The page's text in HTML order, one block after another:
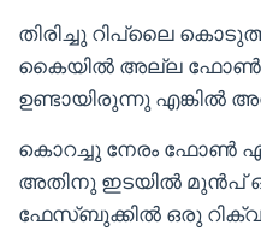
തിരിച്ചു റിപ്ലൈ
കൈയിൽ അല്ല ഫോൺ
ഉണ്ടായിരുന്നു എങ്കിൽ
കൊറച്ചു നേരം ഫോൺ
അതിനു ഇടയിൽ മുൻപ്
ഫേസ്ബുക്കിൽ ഒരു